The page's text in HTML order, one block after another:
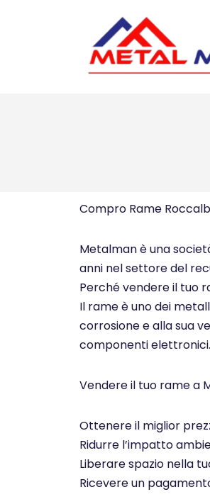
Compro Rame
Metalman è una
anni nel settore del
Perché vendere il tuo
Il rame è uno dei
corrosione e alla sua
componenti elettronici.
Vendere il tuo rame a
Ottenere il miglior
Ridurre l’impatto
Liberare spazio nella
Ricevere un